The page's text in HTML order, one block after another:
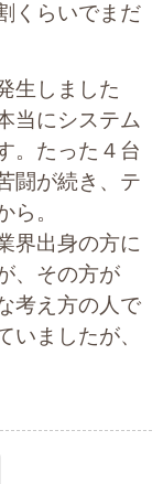
くらいでまだ
生しました
当にシステム
。たった４台
闘が続き、テ
ら。
界出身の方に
、その方が
考え方の人で
いましたが、